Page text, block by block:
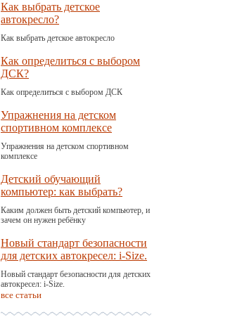
Как выбрать детское
автокресло?
Как выбрать детское автокресло
Как определиться с выбором
ДСК?
Как определиться с выбором ДСК
Упражнения на детском
спортивном комплексе
Упражнения на детском спортивном
комплексе
Детский обучающий
компьютер: как выбрать?
Каким должен быть детский компьютер, и
зачем он нужен ребёнку
Новый стандарт безопасности
для детских автокресел: i-Size.
Новый стандарт безопасности для детских
автокресел: i-Size.
все статьи